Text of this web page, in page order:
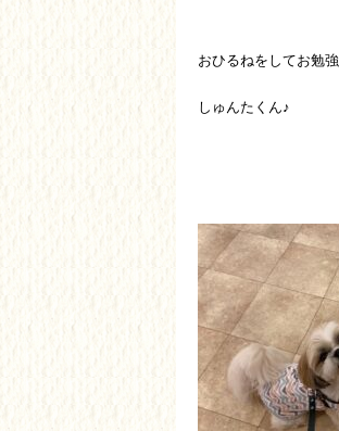
おひるねをしてお勉強
しゅんたくん♪